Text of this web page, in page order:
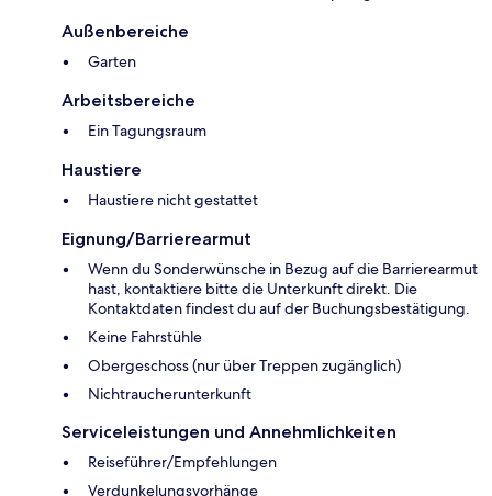
Außenbereiche
Garten
Arbeitsbereiche
Ein Tagungsraum
Haustiere
Haustiere nicht gestattet
Eignung/Barrierearmut
Wenn du Sonderwünsche in Bezug auf die Barrierearmut
hast, kontaktiere bitte die Unterkunft direkt. Die
Kontaktdaten findest du auf der Buchungsbestätigung.
Keine Fahrstühle
Obergeschoss (nur über Treppen zugänglich)
Nichtraucherunterkunft
Serviceleistungen und Annehmlichkeiten
Reiseführer/Empfehlungen
Verdunkelungsvorhänge